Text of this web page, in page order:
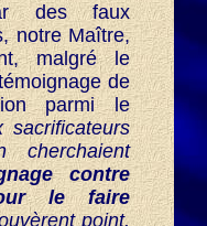
des faux
notre Maître,
malgré le
de
parmi le
sacrificateurs
contre
le faire
point,